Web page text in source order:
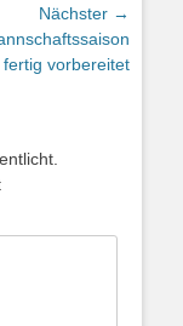
Nächster →
fertig vorbereitet